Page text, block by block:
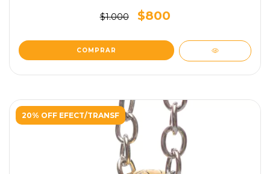
$1.000 $800
20% OFF EFECT/TRANSF